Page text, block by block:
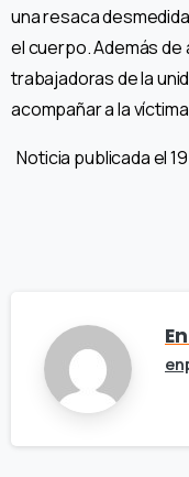
una resaca
el cuerpo. Además de
trabajadoras de la
acompañar a la
Noticia publicada el